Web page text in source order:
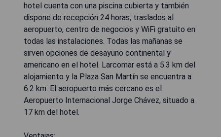
hotel cuenta con una piscina cubierta y también
dispone de recepción 24 horas, traslados al
aeropuerto, centro de negocios y WiFi gratuito en
todas las instalaciones. Todas las mañanas se
sirven opciones de desayuno continental y
americano en el hotel. Larcomar está a 5.3 km del
alojamiento y la Plaza San Martín se encuentra a
6.2 km. El aeropuerto más cercano es el
Aeropuerto Internacional Jorge Chávez, situado a
17 km del hotel.